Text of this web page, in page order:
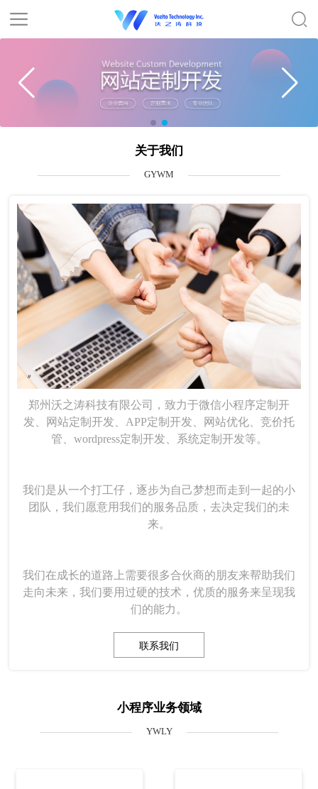
关于我们
GYWM
郑州沃之涛科技有限公司，致力于微信小程序定制开
发、网站定制开发、APP定制开发、网站优化、竞价托
管、wordpress定制开发、系统定制开发等。
我们是从一个打工仔，逐步为自己梦想而走到一起的小
团队，我们愿意用我们的服务品质，去决定我们的未
来。
我们在成长的道路上需要很多合伙商的朋友来帮助我们
走向未来，我们要用过硬的技术，优质的服务来呈现我
们的能力。
联系我们
小程序业务领域
YWLY